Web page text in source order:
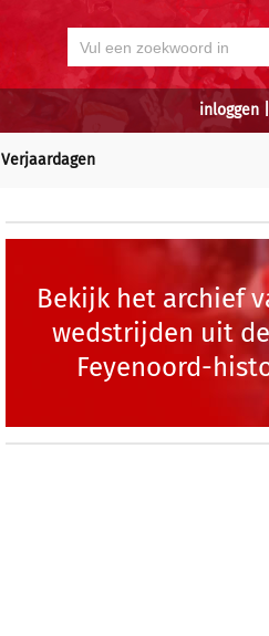
inloggen
Verjaardagen
Bekijk het archief
wedstrijden uit
Feyenoord-